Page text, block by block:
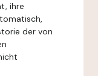
ihre
der von